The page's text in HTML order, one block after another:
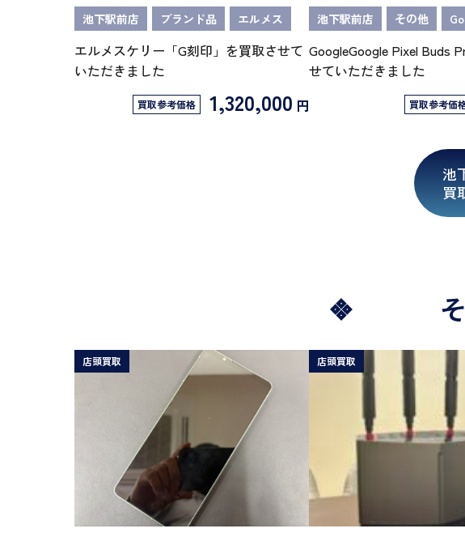
池下駅前店 ブランド品 エルメス
エルメスケリー「G刻印」を買取させて
いただきました
買取参考価格 1,320,000 円
池下駅前店 その他
GoogleGoogle Pixel Buds
せていただきました
買取参考価
池
買
店頭買取 店頭買取